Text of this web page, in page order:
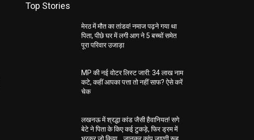
Top Stories
मेरठ में मौत का तांडव! नमाज पढ़ने गया था
पिता, पीछे घर में लगी आग ने 5 बच्चों समेत
पूरा परिवार उजाड़ा
MP की नई वोटर लिस्ट जारी: 34 लाख नाम
कटे, कहीं आपका पत्ता तो नहीं साफ? ऐसे करें
चेक
लखनऊ में श्रद्धा कांड जैसी हैवानियत! सगे
बेटे ने पिता के किए कई टुकड़े, फिर ड्रम में
भरकर जो किया… जानकर कांप जाएगी रूह